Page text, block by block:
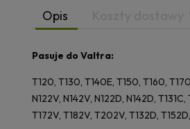
Opis
Pasuje do Valtra:
T120, T130, T140E, T150, T160, T170,
N122V, N142V, N122D, N142D, T131C,
T172V, T182V, T202V, T132D,